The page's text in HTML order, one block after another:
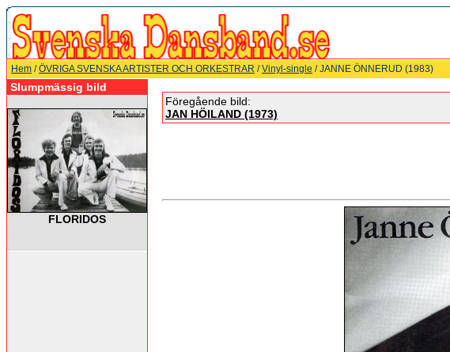
Hem /ÖVRIGA SVENSKA ARTISTER OCH ORKESTRAR /Vinyl-single / JANNE ÖNNERUD (1983)
Slumpmässig bild
FLORIDOS
Föregående bild:
JAN HÖILAND (1973)